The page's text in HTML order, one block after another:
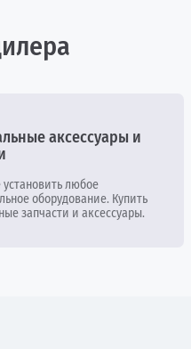
аксессуары и
любое
оборудование. Купить
запчасти и аксессуары.